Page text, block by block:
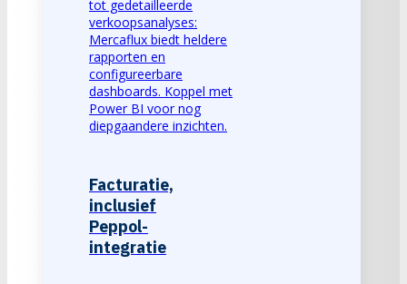
tot gedetailleerde
verkoopsanalyses:
Mercaflux biedt heldere
rapporten en
configureerbare
dashboards. Koppel met
Power BI voor nog
diepgaandere inzichten.
Facturatie,
inclusief
Peppol-
integratie